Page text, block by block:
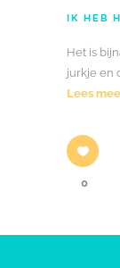
IK HEB
Het is
jurkje en
Lees
0